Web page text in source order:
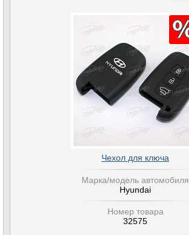
Чехол для ключа
Марка/модель автомобиля
Hyundai
Номер товара
32575